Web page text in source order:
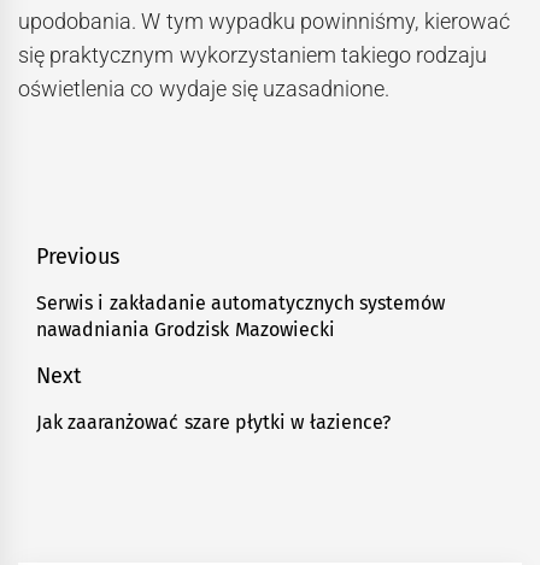
upodobania. W tym wypadku powinniśmy, kierować
się praktycznym wykorzystaniem takiego rodzaju
oświetlenia co wydaje się uzasadnione.
Nawigacja
wpisu
Previous
Previous
post:
Serwis i zakładanie automatycznych systemów
nawadniania Grodzisk Mazowiecki
Next
Next
Jak zaaranżować szare płytki w łazience?